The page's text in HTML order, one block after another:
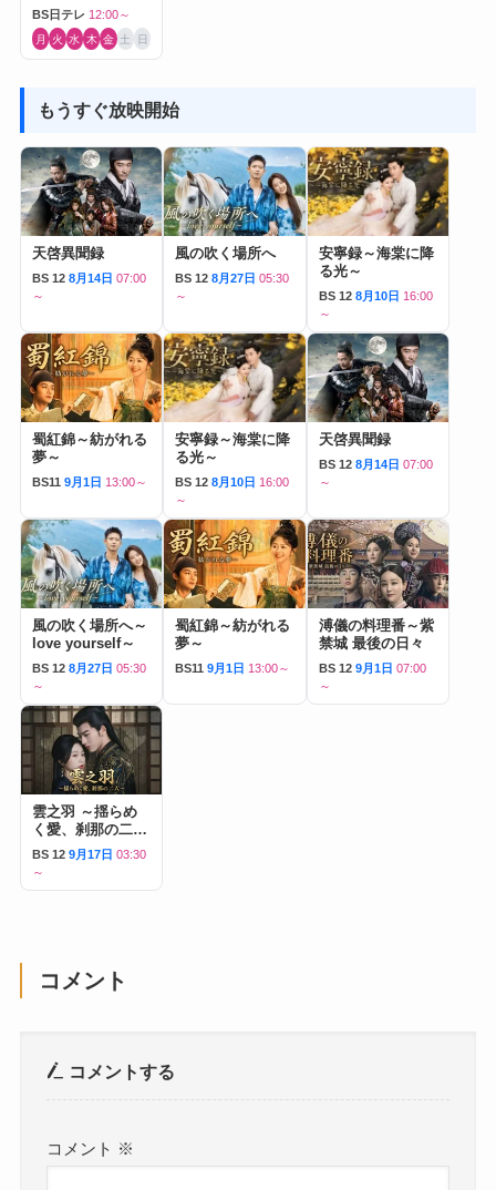
BS日テレ 12:00～
月 火 水 木 金 土 日
もうすぐ放映開始
天啓異聞録
BS 12 8月14日 07:00
～
風の吹く場所へ
BS 12 8月27日 05:30
～
安寧録～海棠に降
る光～
BS 12 8月10日 16:00
～
蜀紅錦～紡がれる
夢～
BS11 9月1日 13:00～
安寧録～海棠に降
る光～
BS 12 8月10日 16:00
～
天啓異聞録
BS 12 8月14日 07:00
～
風の吹く場所へ～
love yourself～
BS 12 8月27日 05:30
～
蜀紅錦～紡がれる
夢～
BS11 9月1日 13:00～
溥儀の料理番～紫
禁城 最後の日々
BS 12 9月1日 07:00
～
雲之羽 ～揺らめ
く愛、刹那の二人
～
BS 12 9月17日 03:30
～
コメント
コメントする
コメント ※